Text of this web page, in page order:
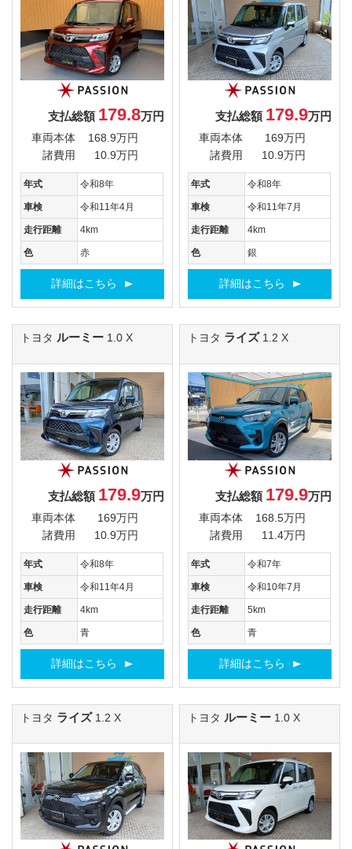
支払総額 179.8万円
車両本体
168.9万円
諸費用
10.9万円
年式 令和8年
車検 令和11年4月
走行距離 4km
色 赤
詳細はこちら
支払総額 179.9万円
車両本体
169万円
諸費用
10.9万円
年式 令和8年
車検 令和11年7月
走行距離 4km
色 銀
詳細はこちら
トヨタ ルーミー 1.0 X
支払総額 179.9万円
車両本体
169万円
諸費用
10.9万円
年式 令和8年
車検 令和11年4月
走行距離 4km
色 青
詳細はこちら
トヨタ ライズ 1.2 X
支払総額 179.9万円
車両本体
168.5万円
諸費用
11.4万円
年式 令和7年
車検 令和10年7月
走行距離 5km
色 青
詳細はこちら
トヨタ ライズ 1.2 X トヨタ ルーミー 1.0 X